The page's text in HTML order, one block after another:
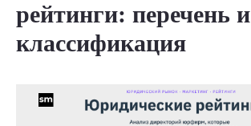
рейтинги: перечень и
классификация